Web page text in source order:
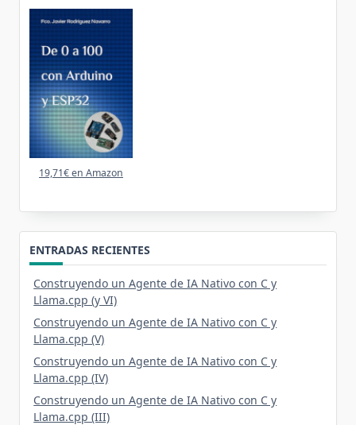
19,71€ en Amazon
ENTRADAS RECIENTES
Construyendo un Agente de IA Nativo con C y
Llama.cpp (y VI)
Construyendo un Agente de IA Nativo con C y
Llama.cpp (V)
Construyendo un Agente de IA Nativo con C y
Llama.cpp (IV)
Construyendo un Agente de IA Nativo con C y
Llama.cpp (III)